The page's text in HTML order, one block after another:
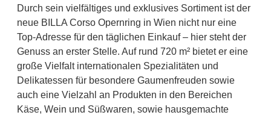
Durch sein vielfältiges und exklusives Sortiment ist der
neue BILLA Corso Opernring in Wien nicht nur eine
Top-Adresse für den täglichen Einkauf – hier steht der
Genuss an erster Stelle. Auf rund 720 m² bietet er eine
große Vielfalt internationalen Spezialitäten und
Delikatessen für besondere Gaumenfreuden sowie
auch eine Vielzahl an Produkten in den Bereichen
Käse, Wein und Süßwaren, sowie hausgemachte